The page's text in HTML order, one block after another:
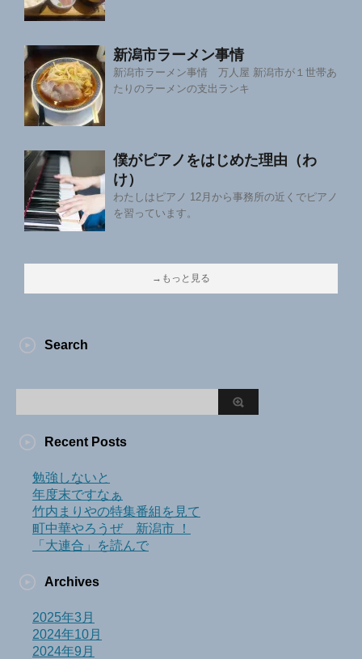
新潟市ラーメン事情
新潟市ラーメン事情 万人屋 新潟市が１世帯あ
たりのラーメンの支出ランキ
僕がピアノをはじめた理由（わ
け）
わたしはピアノ 12月から事務所の近くでピアノ
を習っています。
→もっと見る
Search
Recent Posts
勉強しないと
年度末ですなぁ
竹内まりやの特集番組を見て
町中華やろうぜ 新潟市 ！
「大連合」を読んで
Archives
2025年3月
2024年10月
2024年9月